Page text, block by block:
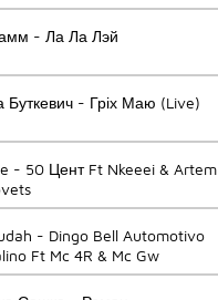
- Ла Ла Лэй
Буткевич - Гріх Маю (Live)
- 50 Цент Ft Nkeeei & Artem
- Dingo Bell Automotivo
Ft Mc 4R & Mc Gw